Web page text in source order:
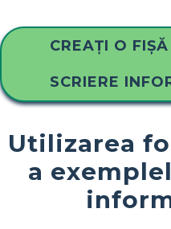
CREAȚI O
SCRIERE
Utilizarea
a